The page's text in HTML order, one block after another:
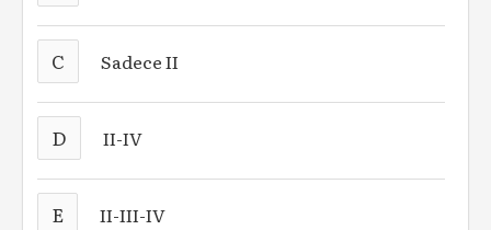
C Sadece II
D II-IV
E II-III-IV